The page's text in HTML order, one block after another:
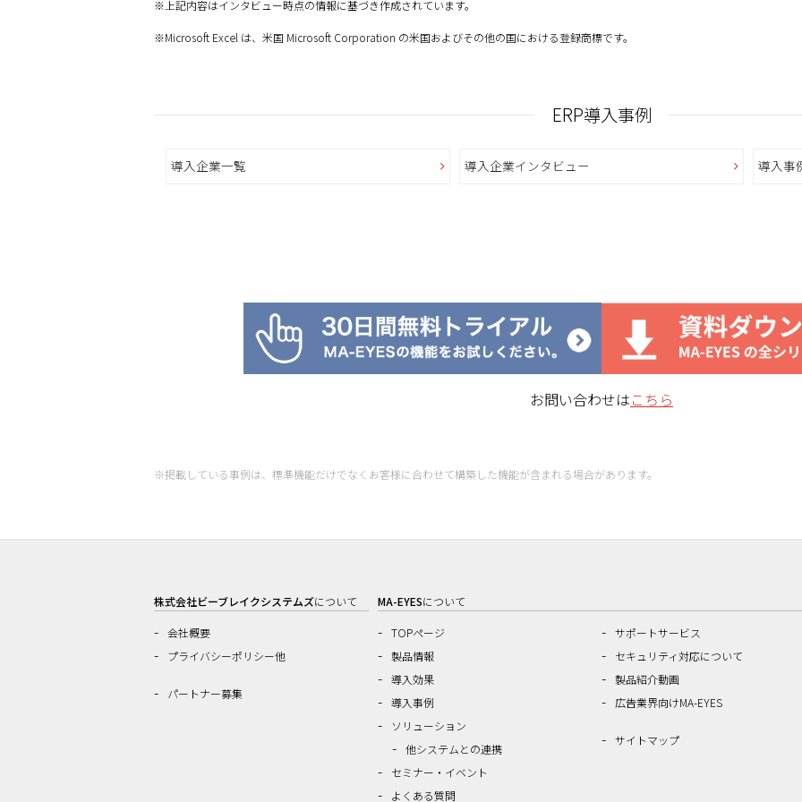
※上記内容はインタビュー時点の情報に基づき作成されています。
※Microsoft Excel は、米国 Microsoft Corporation の米国およびその他の国における登録商標です。
ERP導入事例
導入企業一覧 導入企業インタビュー 導入事
お問い合わせはこちら
※掲載している事例は、標準機能だけでなくお客様に合わせて構築した機能が含まれる場合があります。
株式会社ビーブレイクシステムズについて
会社概要
プライバシーポリシー他
パートナー募集
MA-EYESについて
TOPページ
製品情報
導入効果
導入事例
ソリューション
他システムとの連携
セミナー・イベント
よくある質問
サポートサービス
セキュリティ対応について
製品紹介動画
広告業界向けMA-EYES
サイトマップ